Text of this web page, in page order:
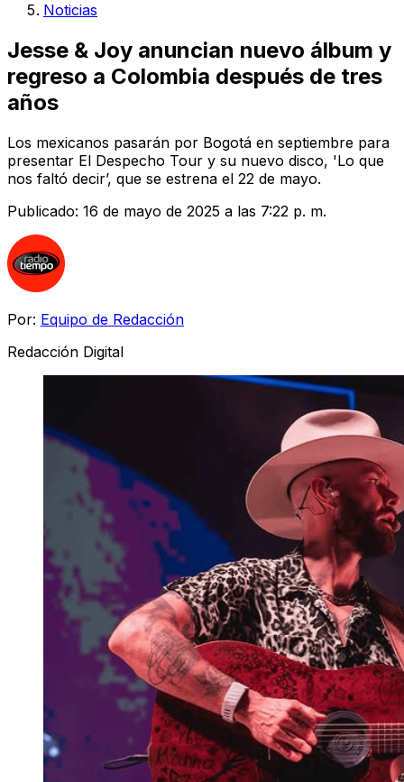
Noticias
Jesse & Joy anuncian nuevo álbum y
regreso a Colombia después de tres
años
Los mexicanos pasarán por Bogotá en septiembre para
presentar El Despecho Tour y su nuevo disco, 'Lo que
nos faltó decir’, que se estrena el 22 de mayo.
Publicado: 16 de mayo de 2025 a las 7:22 p. m.
Por: Equipo de Redacción
Redacción Digital